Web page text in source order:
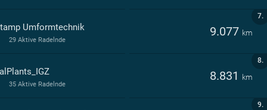
7.
Umformtechnik 9.077 km
29 Aktive Radelnde
8.
8.831 km
35 Aktive Radelnde
9.